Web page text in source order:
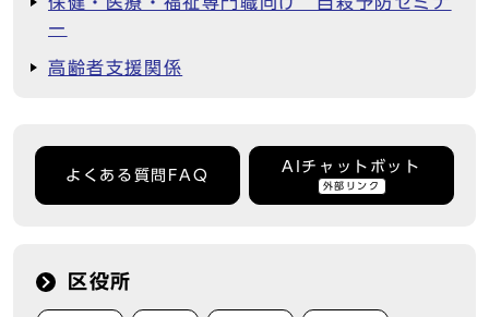
ー
高齢者支援関係
よくある質問FAQ
AIチャットボット
外部リンク
区役所